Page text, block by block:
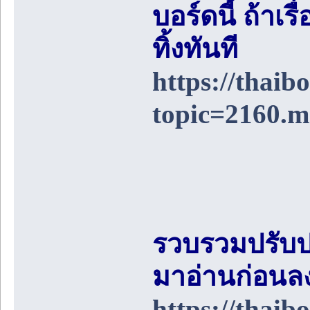
บอร์ดนี้ ถ้าเ
ทิ้งทันที
https://
รวบรวมปรับ
มาอ่านก่อน